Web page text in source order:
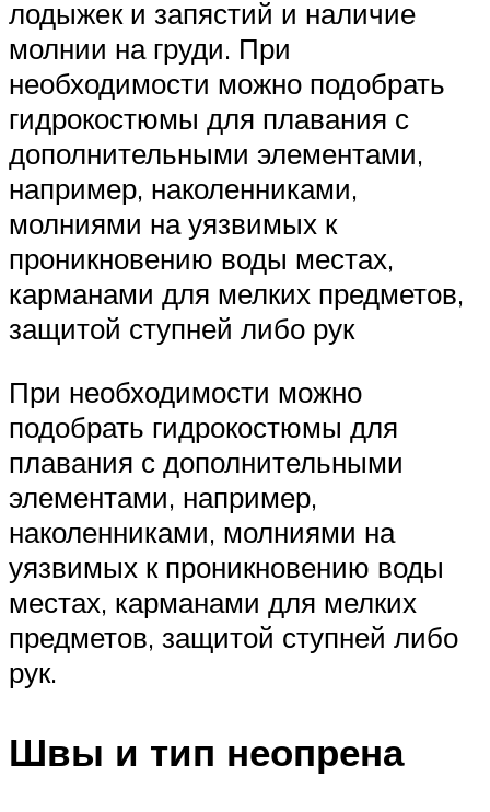
лодыжек и запястий и наличие
молнии на груди. При
необходимости можно подобрать
гидрокостюмы для плавания с
дополнительными элементами,
например, наколенниками,
молниями на уязвимых к
проникновению воды местах,
карманами для мелких предметов,
защитой ступней либо рук
При необходимости можно
подобрать гидрокостюмы для
плавания с дополнительными
элементами, например,
наколенниками, молниями на
уязвимых к проникновению воды
местах, карманами для мелких
предметов, защитой ступней либо
рук.
Швы и тип неопрена